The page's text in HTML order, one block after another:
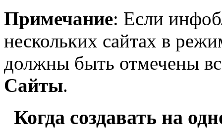
Примечание: Если
нескольких сайтах в
должны быть отмечены
Сайты.
Когда создавать на